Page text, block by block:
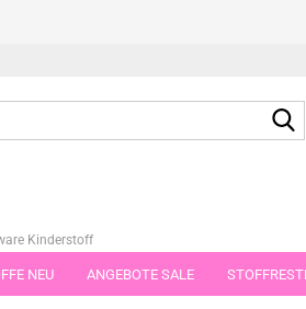
NEU ANGEBOTE SALE
Kinderstoff